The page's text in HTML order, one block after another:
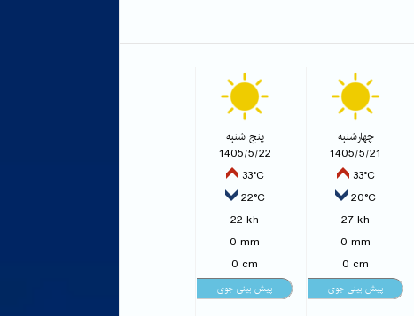
چهارشنبه
1405/5/21
33°C
20°C
27 kh
0 mm
0 cm
پنج شنبه
1405/5/22
33°C
22°C
22 kh
0 mm
0 cm